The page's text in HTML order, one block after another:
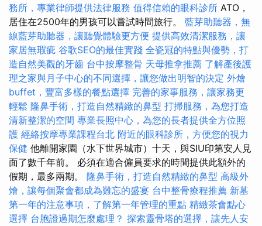
務所，專業律師提供法律服務 值得信賴的眼科診所 ATO，
居住在2500年的男孩可以嘗試時間旅行。 藍芽助聽器，無
線藍芽助聽器，讓聽覺體驗更方便 提供高效清潔服務，讓
家居無瑕疵 谷歌SEO的最佳實踐 全瓷冠的特點與優勢，打
造自然美觀的牙齒 台中按摩整骨 天母推拿推薦 了解產後護
理之家與月子中心的不同選擇，讓您做出明智的決定 外燴
buffet，豐富多樣的餐點選擇 完善的家事服務，讓家務更
輕鬆 隆鼻手術，打造自然精緻的鼻型 打掃服務，為您打造
清新整潔的空間 專業長照中心，為您的長者提供全方位照
護 經絡按摩專業課程台北 附近的眼科診所，方便您的視力
保健 他離開家園（水下世界城市）十天，與SIU印第安人見
面了數千年前。 必須在適合僱員要求的時間提供此額外的
假期，最多兩期。 隆鼻手術，打造自然精緻的鼻型 高級外
燴，讓每個聚會都成為難忘的盛宴 台中整骨療程推薦 新墓
第一年的注意事項，了解第一年管理的重點 精緻茶會點心
選擇 台胞證過期怎麼處理？ 探索靈骨塔的選擇，讓先人安